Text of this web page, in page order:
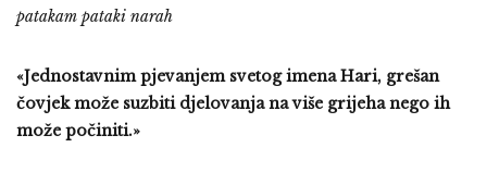
patakam pataki narah
«Jednostavnim pjevanjem svetog imena Hari, grešan
čovjek može suzbiti djelovanja na više grijeha nego ih
može počiniti.»